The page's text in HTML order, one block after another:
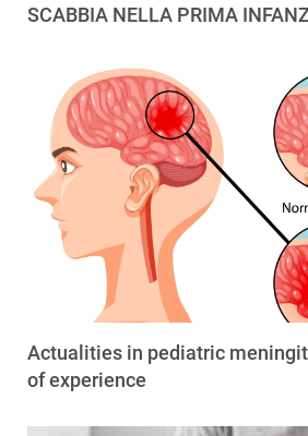
SCABBIA NELLA PRIMA
Actualities in pediatric
of experience